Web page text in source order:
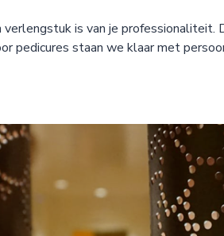
verlengstuk is van je
pedicures staan we klaar met